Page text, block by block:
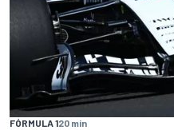
FÓRMULA 120 min